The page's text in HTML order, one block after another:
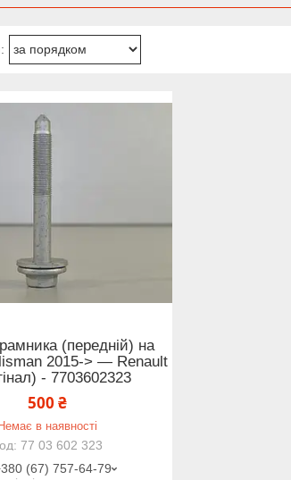
(передній) на
2015-> — Renault
- 7703602323
500 ₴
Немає в наявності
77 03 602 323
(67) 757-64-79